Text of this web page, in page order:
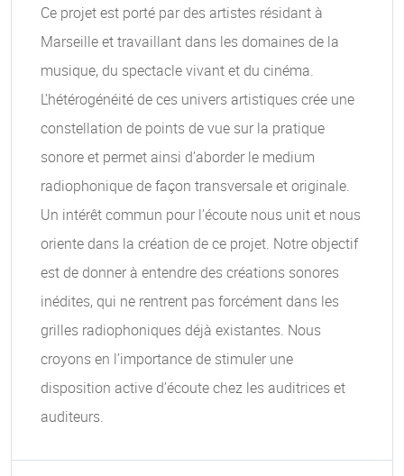
Ce projet est porté par des artistes résidant à
Marseille et travaillant dans les domaines de la
musique, du spectacle vivant et du cinéma.
L’hétérogénéité de ces univers artistiques crée une
constellation de points de vue sur la pratique
sonore et permet ainsi d’aborder le medium
radiophonique de façon transversale et originale.
Un intérêt commun pour l’écoute nous unit et nous
oriente dans la création de ce projet. Notre objectif
est de donner à entendre des créations sonores
inédites, qui ne rentrent pas forcément dans les
grilles radiophoniques déjà existantes. Nous
croyons en l’importance de stimuler une
disposition active d’écoute chez les auditrices et
auditeurs.